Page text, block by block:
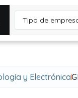
y Electrónica